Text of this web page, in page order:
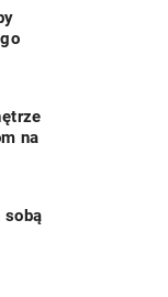
na